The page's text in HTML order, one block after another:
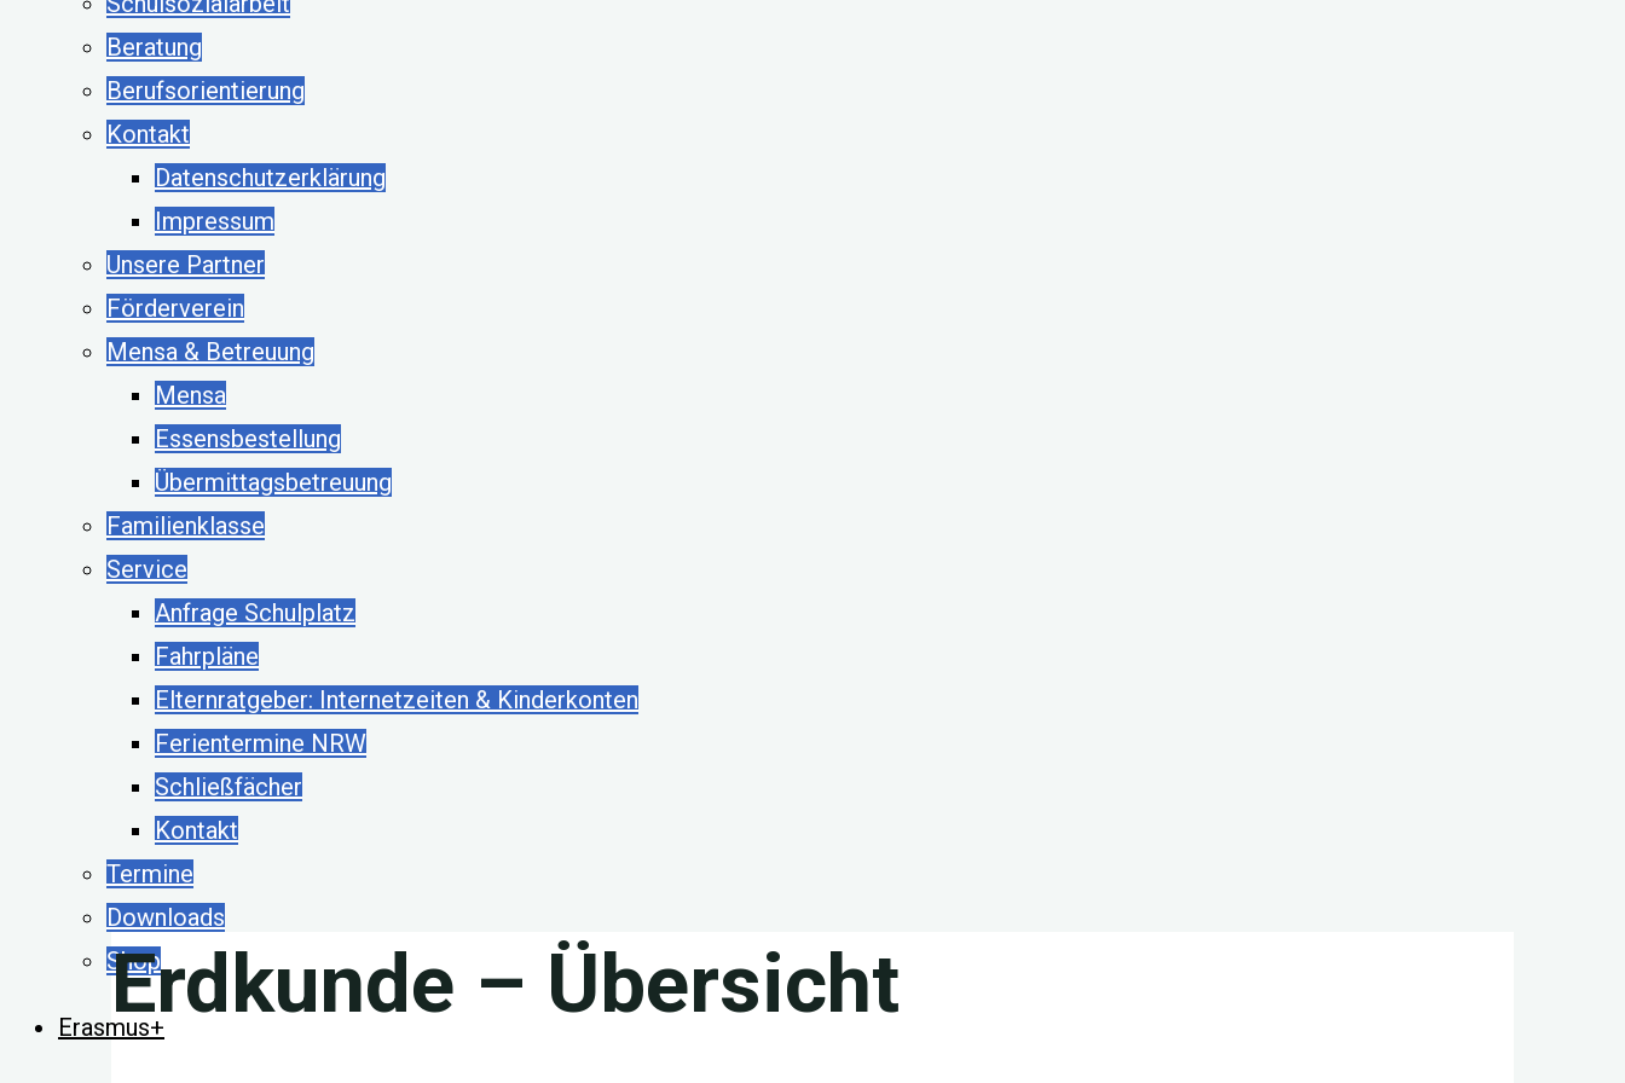
Beratung
Berufsorientierung
Kontakt
Datenschutzerklärung
Impressum
Unsere Partner
Förderverein
Mensa & Betreuung
Mensa
Essensbestellung
Übermittagsbetreuung
Familienklasse
Service
Anfrage Schulplatz
Fahrpläne
Elternratgeber: Internetzeiten & Kinderkonten
Ferientermine NRW
Schließfächer
Kontakt
Termine
Downloads
Shop
Erasmus+Erdkunde – Übersicht